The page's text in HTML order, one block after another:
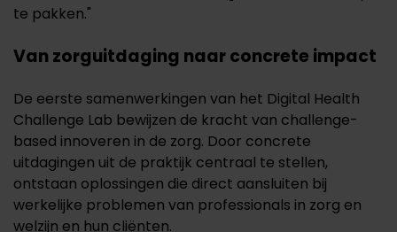
te pakken."
Van zorguitdaging naar concrete impact
De eerste samenwerkingen van het Digital Health
Challenge Lab bewijzen de kracht van challenge-
based innoveren in de zorg. Door concrete
uitdagingen uit de praktijk centraal te stellen,
ontstaan oplossingen die direct aansluiten bij
werkelijke problemen van professionals in zorg en
welzijn en hun cliënten.